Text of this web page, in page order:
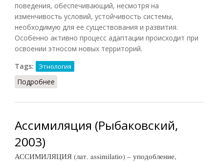
поведения, обеспечивающий, несмотря на
изменчивость условий, устойчивость системы,
необходимую для ее существования и развития.
Особенно активно процесс адаптации происходит при
освоении этносом новых территорий.
Tags:
Этнология
Подробнее
Ассимиляция (Рыбаковский,
2003)
АССИМИЛЯЦИЯ (лат. assimilatio) – уподобление,